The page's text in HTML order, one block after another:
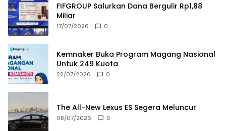
FIFGROUP Salurkan Dana Bergulir Rp1,88
Miliar
17/07/2026 0
Kemnaker Buka Program Magang Nasional
Untuk 249 Kuota
22/07/2026 0
The All-New Lexus ES Segera Meluncur
08/07/2026 0